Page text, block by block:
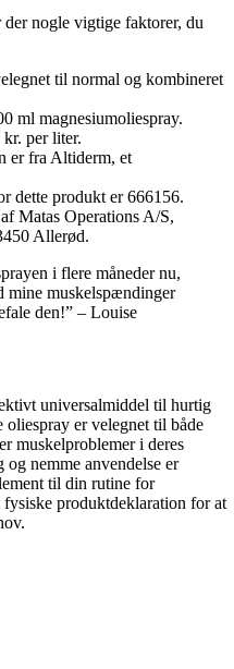
nogle vigtige faktorer, du
til normal og kombineret
ml magnesiumoliespray.
per liter.
er fra Altiderm, et
dette produkt er 666156.
Matas Operations A/S,
Allerød.
i flere måneder nu,
mine muskelspændinger
den!” – Louise
universalmiddel til hurtig
er velegnet til både
muskelproblemer i deres
nemme anvendelse er
til din rutine for
produktdeklaration for at